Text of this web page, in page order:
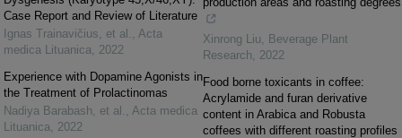
Case Report and Review of Literature
Ignas Trainavičius, et al. , Acta
medica Lituanica, 2022
Experience with Dopamine Agonists in
the Treatment of Prolactinomas
Nadiya Barabash, et al. , Acta medica
Lituanica, 2022
Xinrong Liu, Beverage Plant
Research, 2022
Food borne toxicants in coffee:
Acrylamide and furan derivative
content in Arabica and Robusta
coffees with different roasting profiles